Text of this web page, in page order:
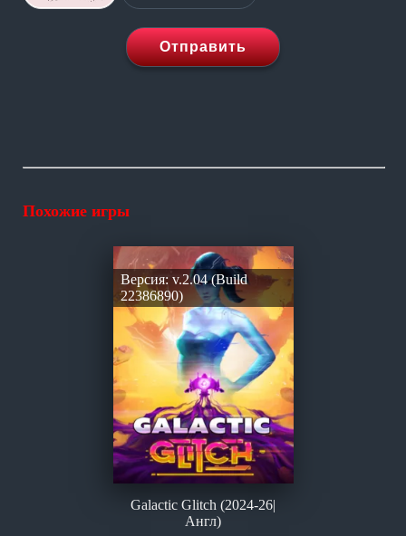
Отправить
Похожие игры
Galactic Glitch (2024-26|
Англ)
Версия: v.2.04 (Build
22386890)